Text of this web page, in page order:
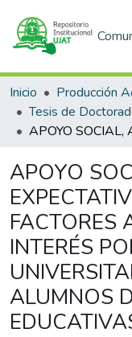
Inicio
Tesis de
APOYO
FACTORES
INTERÉS
ALUMNOS